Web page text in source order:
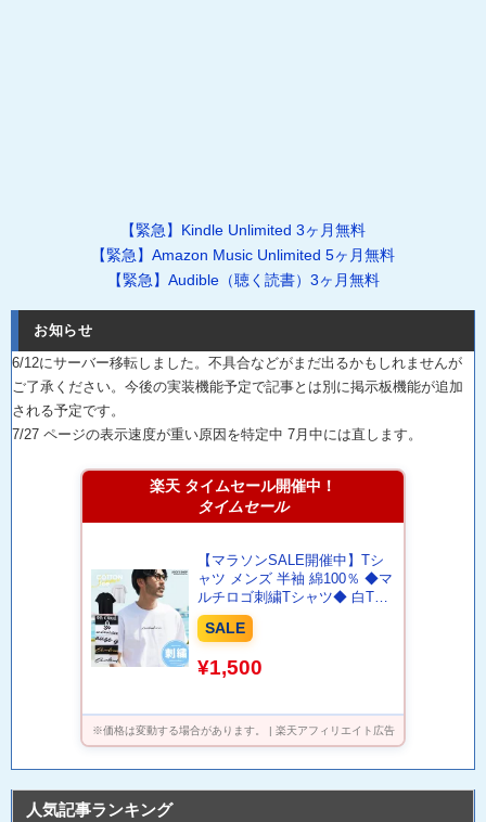
【緊急】Kindle Unlimited 3ヶ月無料
【緊急】Amazon Music Unlimited 5ヶ月無料
【緊急】Audible（聴く読書）3ヶ月無料
お知らせ
6/12にサーバー移転しました。不具合などがまだ出るかもしれませんが
ご了承ください。今後の実装機能予定で記事とは別に掲示板機能が追加
される予定です。
7/27 ページの表示速度が重い原因を特定中 7月中には直します。
楽天 タイムセール開催中！
タイムセール
【マラソンSALE開催中】Tシ
ャツ メンズ 半袖 綿100％ ◆マ
ルチロゴ刺繍Tシャツ◆ 白Tシ
ャツ おしゃれ メンズ Tシャツ
刺繍 柄 ブランド カラー ペア
春夏 服
SALE
¥1,500
※価格は変動する場合があります。 | 楽天アフィリエイト広告
人気記事ランキング